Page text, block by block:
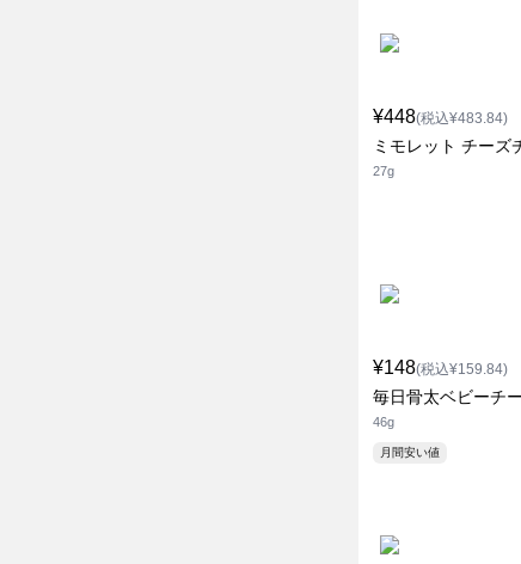
¥448(税込¥483.84)
ミモレット チーズ
27g
¥148(税込¥159.84)
毎日骨太ベビーチ
46g
月間安い値